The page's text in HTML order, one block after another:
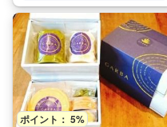
小麦は国産地元の星野製粉の白銀
鶴を使用し、卵は冷凍卵を一切使
用せず、大島卵の選別さた優良な
バームクーヘンに合う卵を使用し
ております。 美味しさの秘密は材
料と職人の細かな火加減で焼きが
あげるからなんです。 注意 100個
以上の大量発注の場合は事前にお
申し付けくださいませ。
ポイント： 5%